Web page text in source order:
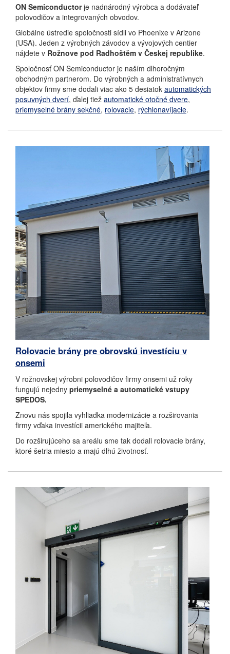
ON Semiconductorje nadnárodný výrobca a dodávateľ
polovodičov a integrovaných obvodov.
Globálne ústredie spoločnosti sídli vo Phoenixe v Arizone
(USA). Jeden z výrobných závodov a vývojových centier
nájdete v Rožnove pod Radhoštěm v Českej republike.
Spoločnosť ON Semiconductor je naším dlhoročným
obchodným partnerom. Do výrobných a administratívnych
objektov firmy sme dodali viac ako 5 desiatok automatických
posuvných dverí, ďalej tiež automatické otočné dvere,
priemyselné brány sekčné, rolovacie, rýchlonavíjacie.
Rolovacie brány pre obrovskú investíciu v
onsemi
V rožnovskej výrobni polovodičov firmy onsemi už roky
fungujú nejedny priemyselné a automatické vstupy
SPEDOS.
Znovu nás spojila vyhliadka modernizácie a rozširovania
firmy vďaka investícii amerického majiteľa.
Do rozširujúceho sa areálu sme tak dodali rolovacie brány,
ktoré šetria miesto a majú dlhú životnosť.